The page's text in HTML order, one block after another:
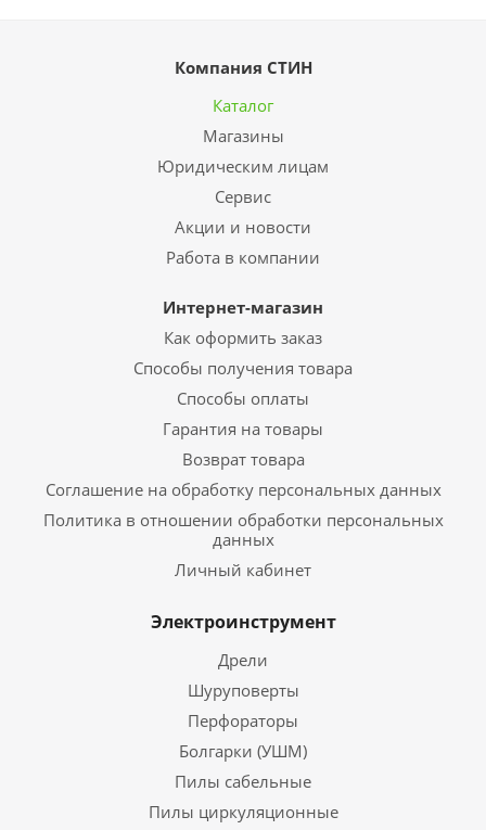
Компания СТИН
Каталог
Магазины
Юридическим лицам
Сервис
Акции и новости
Работа в компании
Интернет-магазин
Как оформить заказ
Способы получения товара
Способы оплаты
Гарантия на товары
Возврат товара
Соглашение на обработку персональных данных
Политика в отношении обработки персональных
данных
Личный кабинет
Электроинструмент
Дрели
Шуруповерты
Перфораторы
Болгарки (УШМ)
Пилы сабельные
Пилы циркуляционные